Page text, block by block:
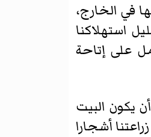
في الخارج،
استهلاكنا
على إتاحة
يكون البيت
أشجارا